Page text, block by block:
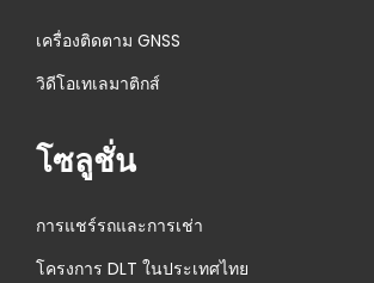
เครื่องติดตาม GNSS
วิดีโอเทเลมาติกส์
โซลูชั่น
การแชร์รถและการเช่า
โครงการ DLT ในประเทศไทย